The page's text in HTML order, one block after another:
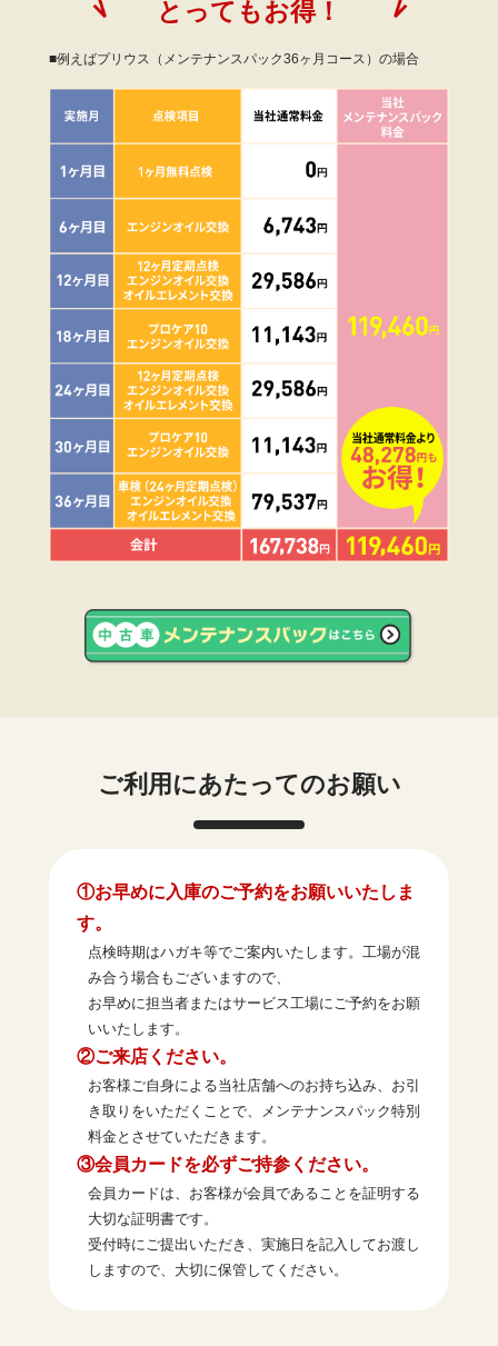
とってもお得！
■例えばプリウス（メンテナンスパック36ヶ月コース）の場合
ご利用にあたってのお願い
①お早めに入庫のご予約をお願いいたしま
す。
点検時期はハガキ等でご案内いたします。工場が混
み合う場合もございますので、
お早めに担当者またはサービス工場にご予約をお願
いいたします。
②ご来店ください。
お客様ご自身による当社店舗へのお持ち込み、お引
き取りをいただくことで、メンテナンスパック特別
料金とさせていただきます。
③会員カードを必ずご持参ください。
会員カードは、お客様が会員であることを証明する
大切な証明書です。
受付時にご提出いただき、実施日を記入してお渡し
しますので、大切に保管してください。